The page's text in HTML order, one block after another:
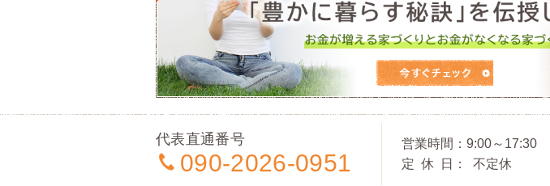
代表直通番号
090-2026-0951
営業時間
9:00～17:30
定休日
不定休